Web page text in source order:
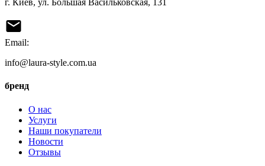
г. Киев, ул. Большая Васильковская, 131
Email:
info@laura-style.com.ua
бренд
О нас
Услуги
Наши покупатели
Новости
Отзывы